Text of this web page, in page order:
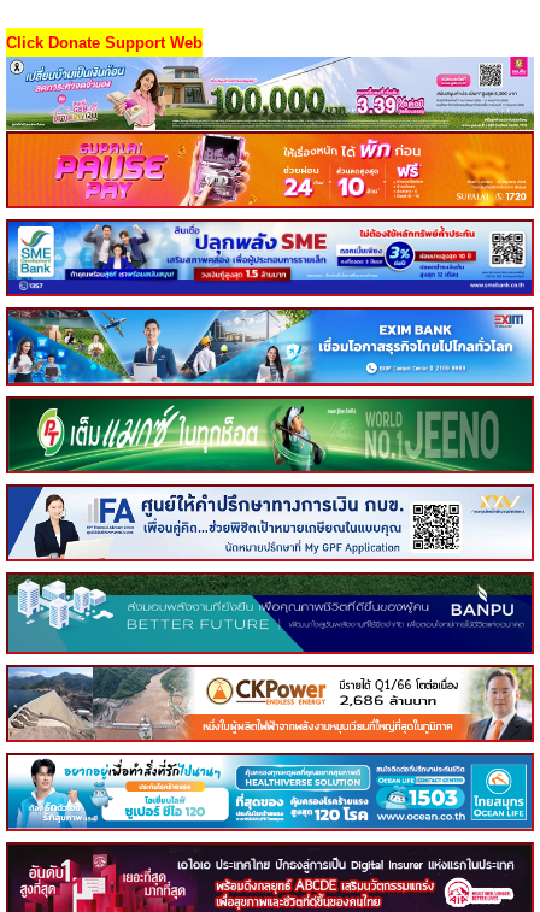
Click Donate Support Web